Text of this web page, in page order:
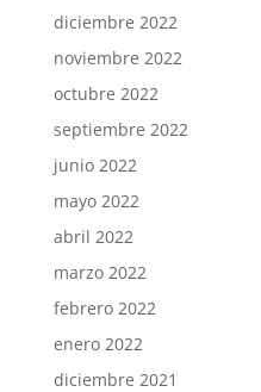
diciembre 2022
noviembre 2022
octubre 2022
septiembre 2022
junio 2022
mayo 2022
abril 2022
marzo 2022
febrero 2022
enero 2022
diciembre 2021